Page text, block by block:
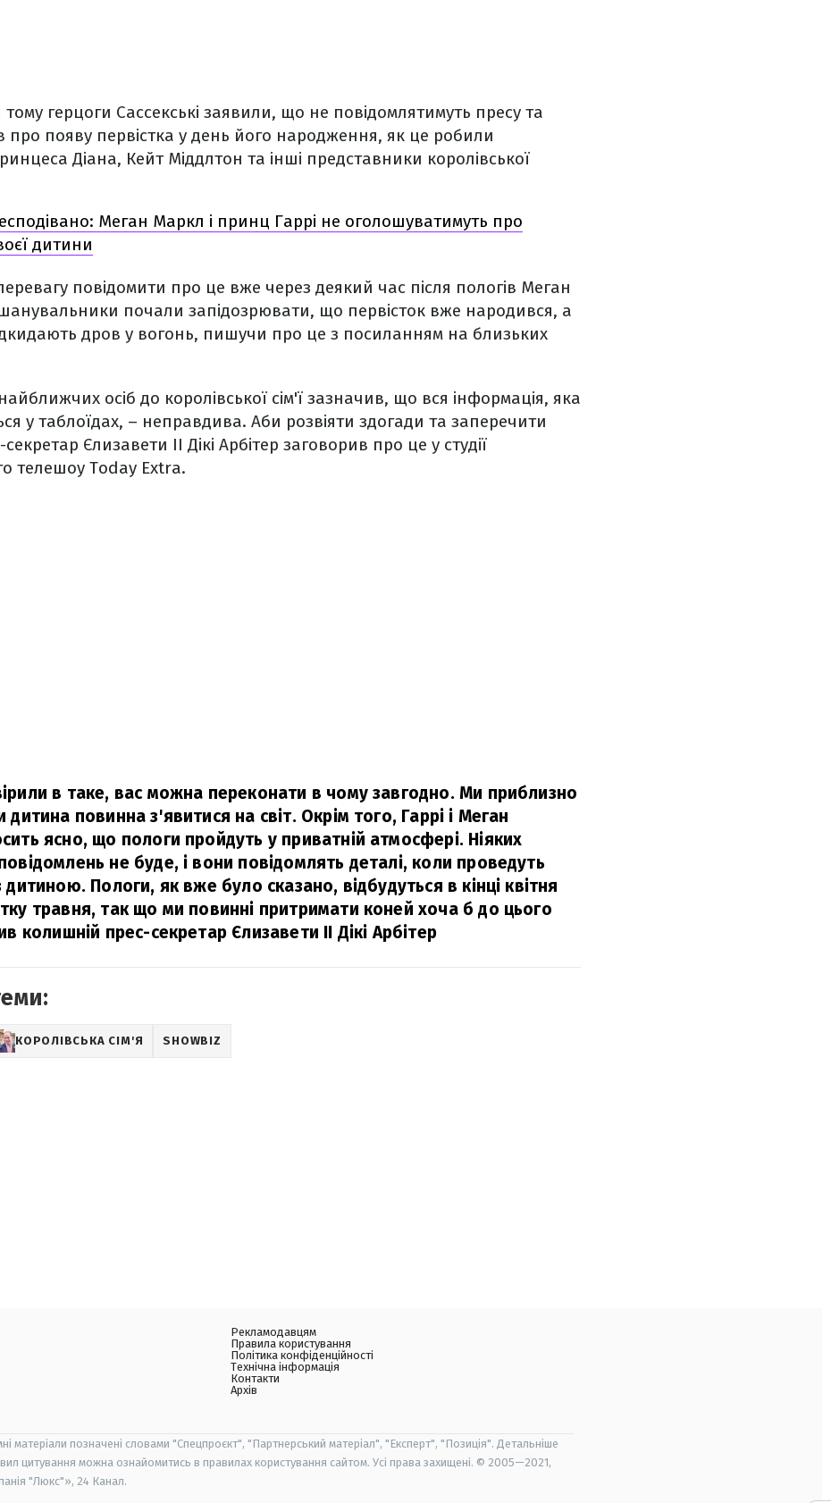
герцоги Сассекські заявили, що не повідомлятимуть пресу та
про появу первістка у день його народження, як це робили
Діана, Кейт Міддлтон та інші представники королівської
Меган Маркл і принц Гаррі не оголошуватимуть про
дитини
повідомити про це вже через деякий час після пологів Меган
почали запідозрювати, що первісток вже народився, а
дров у вогонь, пишучи про це з посиланням на близьких
осіб до королівської сім'ї зазначив, що вся інформація, яка
у таблоїдах, – неправдива. Аби розвіяти здогади та заперечити
Єлизавети ІІ Дікі Арбітер заговорив про це у студії
телешоу Today Extra.
в таке, вас можна переконати в чому завгодно. Ми приблизно
дитина повинна з'явитися на світ. Окрім того, Гаррі і Меган
ясно, що пологи пройдуть у приватній атмосфері. Ніяких
не буде, і вони повідомлять деталі, коли проведуть
дитиною. Пологи, як вже було сказано, відбудуться в кінці квітня
травня, так що ми повинні притримати коней хоча б до цього
колишній прес-секретар Єлизавети ІІ Дікі Арбітер
КОРОЛІВСЬКА СІМ'Я SHOWBIZ
Рекламодавцям
Правила користування
Політика конфіденційності
Технічна інформація
Контакти
Архів
матеріали позначені словами "Спецпроєкт", "Партнерський матеріал", "Експерт", "Позиція". Детальніше
цитування можна ознайомитись в правилах користування сайтом. Усі права захищені. © 2005—2021,
"Люкс"», 24 Канал.